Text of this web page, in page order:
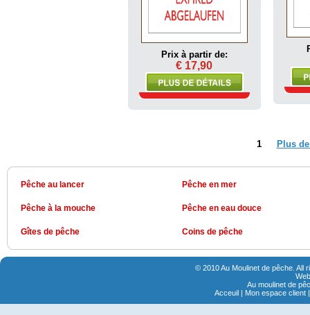
Prix à partir de:
€ 17,90
1 Plus
Pêche au lancer Pêche en mer
Pêche à la mouche Pêche en eau douce
Gîtes de pêche Coins de pêche
© 2010 Au Moulinet de pêche. All
Au moulinet de
Acceuil | Mon espace client